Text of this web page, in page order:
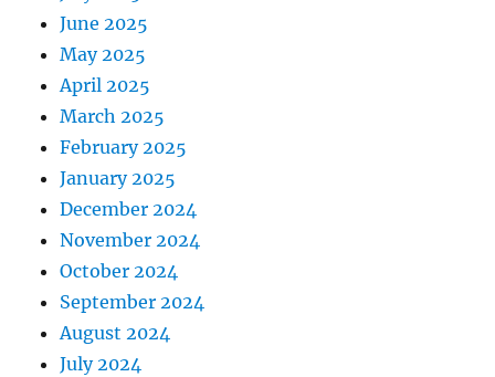
June 2025
May 2025
April 2025
March 2025
February 2025
January 2025
December 2024
November 2024
October 2024
September 2024
August 2024
July 2024